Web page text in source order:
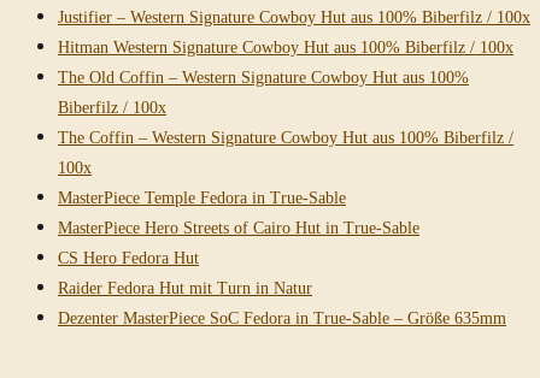
Justifier – Western Signature Cowboy Hut aus 100% Biberfilz / 100x
Hitman Western Signature Cowboy Hut aus 100% Biberfilz / 100x
The Old Coffin – Western Signature Cowboy Hut aus 100%
Biberfilz / 100x
The Coffin – Western Signature Cowboy Hut aus 100% Biberfilz /
100x
MasterPiece Temple Fedora in True-Sable
MasterPiece Hero Streets of Cairo Hut in True-Sable
CS Hero Fedora Hut
Raider Fedora Hut mit Turn in Natur
Dezenter MasterPiece SoC Fedora in True-Sable – Größe 635mm